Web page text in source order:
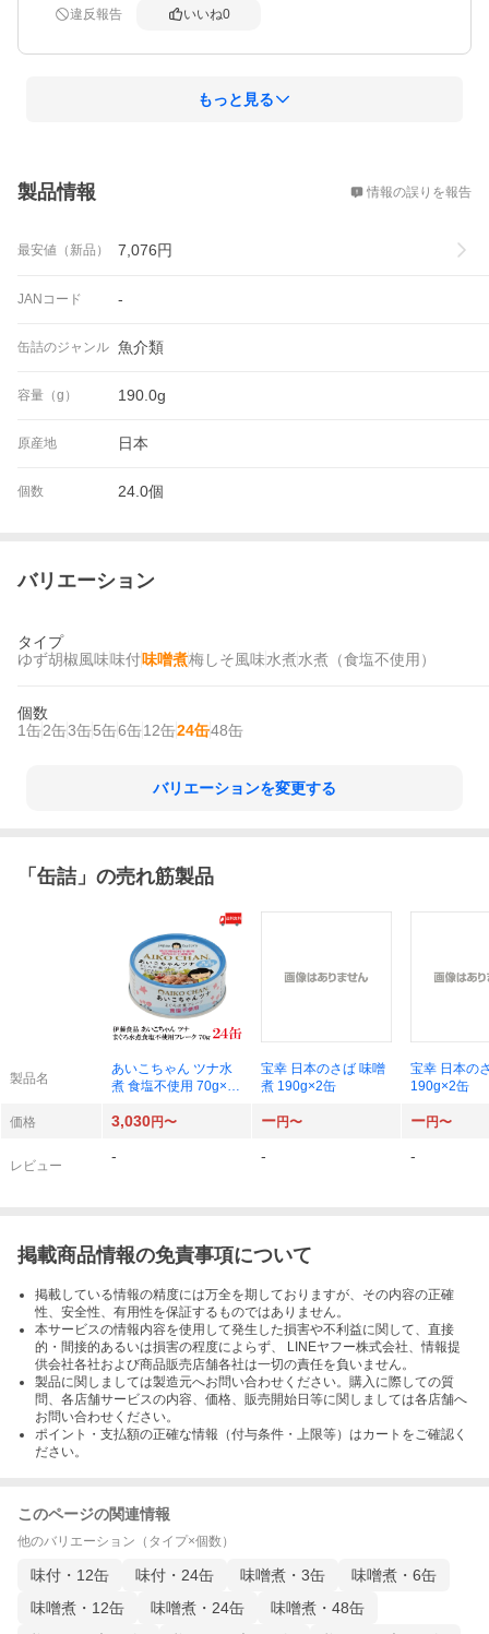
違反報告 いいね0
もっと見る
製品情報 情報の誤りを報告
最安値（新品） 7,076円
JANコード -
缶詰のジャンル 魚介類
容量（g） 190.0g
原産地 日本
個数 24.0個
バリエーション
タイプ
ゆず胡椒風味味付味噌煮梅しそ風味水煮水煮（食塩不使用）
個数
1缶2缶3缶5缶6缶12缶24缶48缶
バリエーションを変更する
「 缶詰 」の売れ筋製品
製品名
あいこちゃん ツナ水
煮 食塩不使用 70g×24
宝幸 日本のさば 味噌
煮 190g×2缶
宝幸 日本の
190g×2缶
価格 3,030円〜 ー円〜 ー円〜
レビュー
- - -
掲載商品情報の免責事項について
掲載している情報の精度には万全を期しておりますが、その内容の正確
性、安全性、有用性を保証するものではありません。
本サービスの情報内容を使用して発生した損害や不利益に関して、直接
的・間接的あるいは損害の程度によらず、 LINEヤフー株式会社、情報提
供会社各社および商品販売店舗各社は一切の責任を負いません。
製品に関しましては製造元へお問い合わせください。購入に際しての質
問、各店舗サービスの内容、価格、販売開始日等に関しましては各店舗へ
お問い合わせください。
ポイント・支払額の正確な情報（付与条件・上限等）はカートをご確認く
ださい。
このページの関連情報
他のバリエーション（タイプ×個数）
味付・12缶 味付・24缶 味噌煮・3缶
味噌煮・6缶
味噌煮・12缶
味噌煮・24缶
味噌煮・48缶